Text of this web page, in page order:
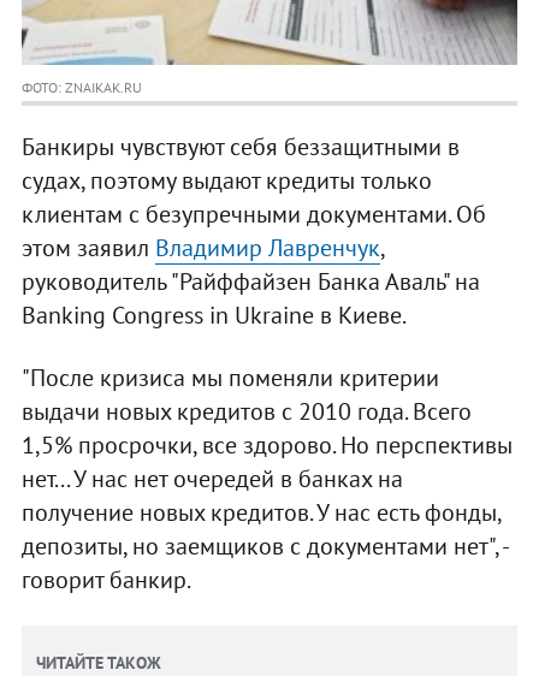
ФОТО: ZNAIKAK.RU
Банкиры чувствуют себя беззащитными в
судах, поэтому выдают кредиты только
клиентам с безупречными документами. Об
этом заявил Владимир Лавренчук,
руководитель "Райффайзен Банка Аваль" на
Banking Congress in Ukraine в Киеве.
"После кризиса мы поменяли критерии
выдачи новых кредитов с 2010 года. Всего
1,5% просрочки, все здорово. Но перспективы
нет... У нас нет очередей в банках на
получение новых кредитов. У нас есть фонды,
депозиты, но заемщиков с документами нет", -
говорит банкир.
ЧИТАЙТЕ ТАКОЖ